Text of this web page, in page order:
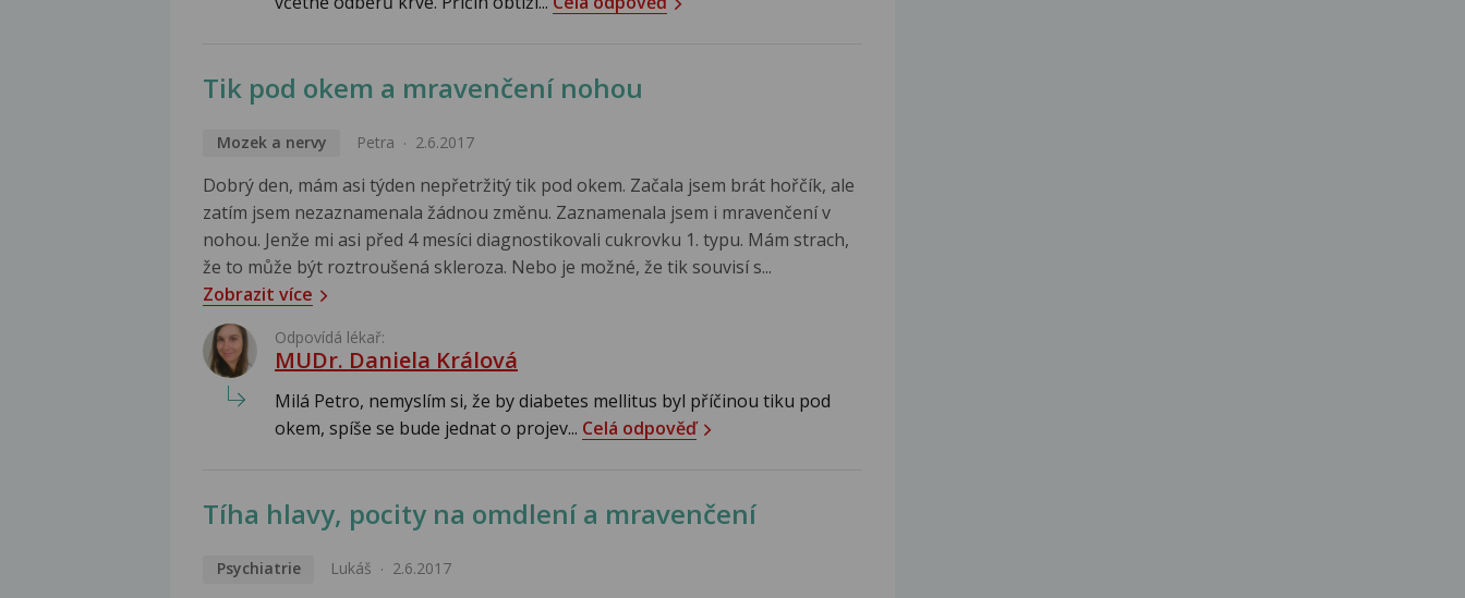
Tik pod okem a mravenčení nohou
Mozek a nervy Petra 2.6.2017
Dobrý den, mám asi týden nepřetržitý tik pod okem. Začala jsem brát hořčík, ale
zatím jsem nezaznamenala žádnou změnu. Zaznamenala jsem i mravenčení v
nohou. Jenže mi asi před 4 mesíci diagnostikovali cukrovku 1. typu. Mám strach,
že to může být roztroušená skleroza. Nebo je možné, že tik souvisí s...
Zobrazit více
Odpovídá lékař:
MUDr. Daniela Králová
Milá Petro, nemyslím si, že by diabetes mellitus byl příčinou tiku pod
okem, spíše se bude jednat o projev... Celá odpověď
Tíha hlavy, pocity na omdlení a mravenčení
Psychiatrie Lukáš 2.6.2017